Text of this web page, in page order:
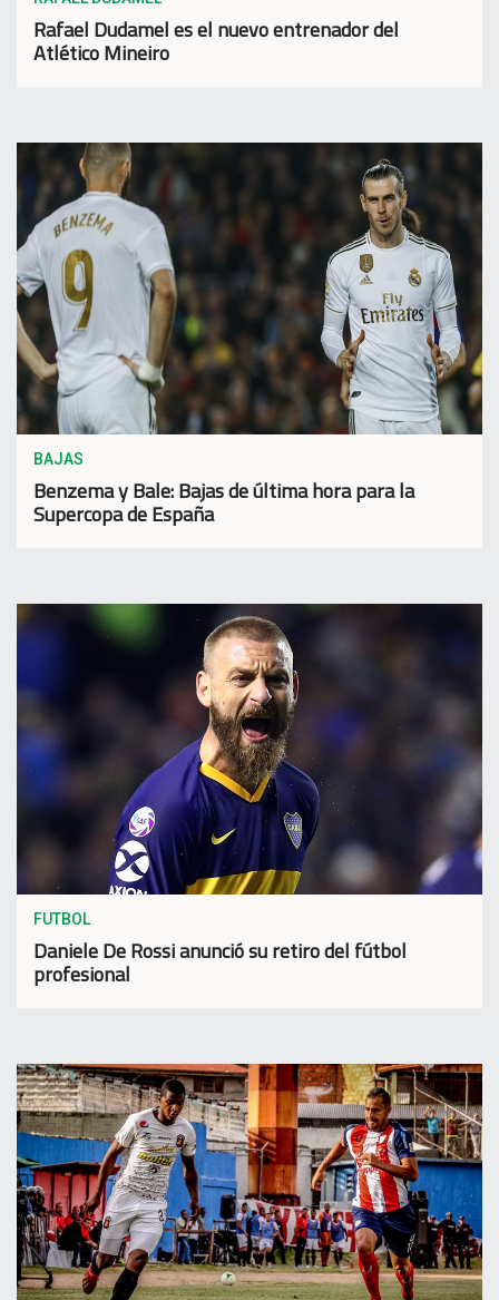
Rafael Dudamel es el nuevo entrenador del
Atlético Mineiro
BAJAS
Benzema y Bale: Bajas de última hora para la
Supercopa de España
FUTBOL
Daniele De Rossi anunció su retiro del fútbol
profesional